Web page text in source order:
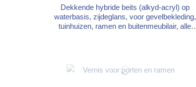
Dekkende hybride beits (alkyd-acryl) op
waterbasis, zijdeglans, voor gevelbekleding,
tuinhuizen, ramen en buitenmeubilair, alle
Type → dekkende hybride beits, zijdeglans
Droging → stofdroog 30-60 min,...